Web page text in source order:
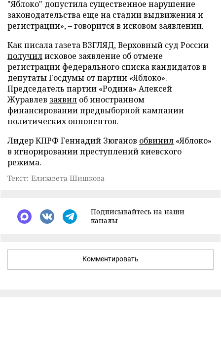
"Яблоко" допустила существенное нарушение
законодательства еще на стадии выдвижения и
регистрации», – говорится в исковом заявлении.
Как писала газета ВЗГЛЯД, Верховный суд России
получилисковое заявление об отмене
регистрации федерального списка кандидатов в
депутаты Госдумы от партии «Яблоко».
Председатель партии «Родина» Алексей
Журавлев заявил об иностранном
финансировании предвыборной кампании
политических оппонентов.
Лидер КПРФ Геннадий Зюганов обвинил «Яблоко»
в игнорировании преступлений киевского
режима.
Текст: Елизавета Шишкова
Подписывайтесь на наши
каналы
Комментировать